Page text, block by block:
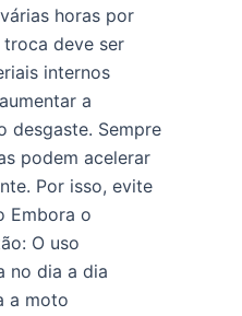
horas por
deve ser
internos
a
desgaste. Sempre
podem acelerar
Por isso, evite
Embora o
O uso
no dia a dia
a moto